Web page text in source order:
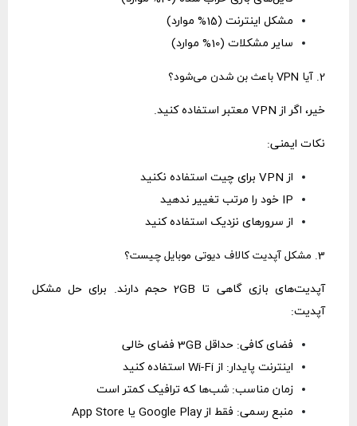
مشکل اینترنت (15% موارد)
سایر مشکلات (10% موارد)
2. آیا VPN باعث بن شدن می‌شود؟
خیر، اگر از VPN معتبر استفاده کنید.
نکات ایمنی:
از VPN برای چیت استفاده نکنید
IP خود را مرتب تغییر ندهید
از سرورهای نزدیک استفاده کنید
3. مشکل آپدیت کالاف دیوتی موبایل چیست؟
آپدیت‌های بازی گاهی تا 2GB حجم دارند. برای حل مشکل
آپدیت:
فضای کافی: حداقل 3GB فضای خالی
اینترنت پایدار: از Wi-Fi استفاده کنید
زمان مناسب: شب‌ها که ترافیک کمتر است
منبع رسمی: فقط از Google Play یا App Store